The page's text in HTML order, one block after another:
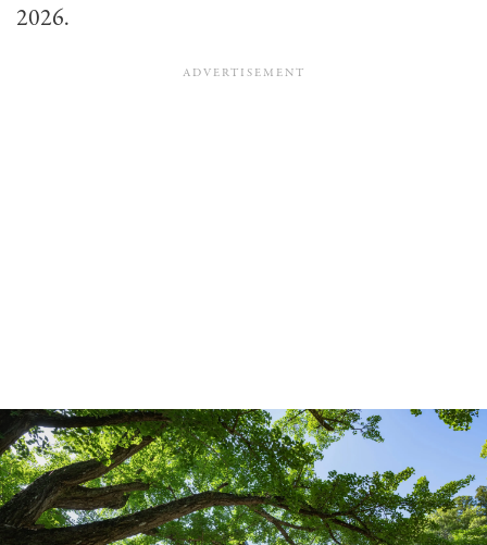
2026.